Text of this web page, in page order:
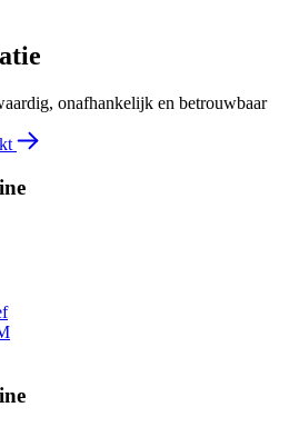
onafhankelijk en betrouwbaar